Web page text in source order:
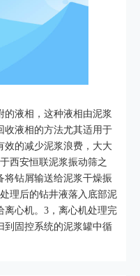
的液相，这种液相由泥浆
收液相的方法尤其适用于
效的减少泥浆浪费，大大
西安恒联泥浆振动筛之
将钻屑输送给泥浆干燥振
理后的钻井液落入底部泥
离心机。3，离心机处理完
到固控系统的泥浆罐中循